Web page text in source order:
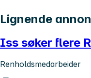
Lignende
Iss søker flere
Renholdsmedarbeider